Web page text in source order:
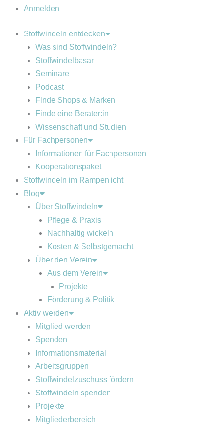
Anmelden
Stoffwindeln entdecken
Was sind Stoffwindeln?
Stoffwindelbasar
Seminare
Podcast
Finde Shops & Marken
Finde eine Berater:in
Wissenschaft und Studien
Für Fachpersonen
Informationen für Fachpersonen
Kooperationspaket
Stoffwindeln im Rampenlicht
Blog
Über Stoffwindeln
Pflege & Praxis
Nachhaltig wickeln
Kosten & Selbstgemacht
Über den Verein
Aus dem Verein
Projekte
Förderung & Politik
Aktiv werden
Mitglied werden
Spenden
Informationsmaterial
Arbeitsgruppen
Stoffwindelzuschuss fördern
Stoffwindeln spenden
Projekte
Mitgliederbereich